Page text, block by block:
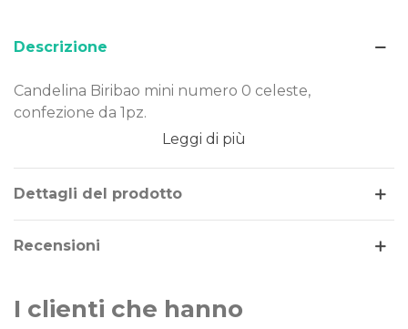
Descrizione
Candelina Biribao mini numero 0 celeste,
confezione da 1pz.
Tema/Colore: numeri
Confezione da: 1pz
Leggi di più
Dettagli del prodotto
Recensioni
I clienti che hanno